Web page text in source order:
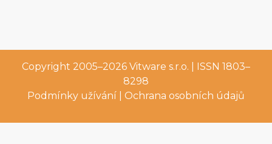
Copyright 2005–2026 Vitware s.r.o. | ISSN 1803–
8298
Podmínky užívání
Ochrana osobních údajů